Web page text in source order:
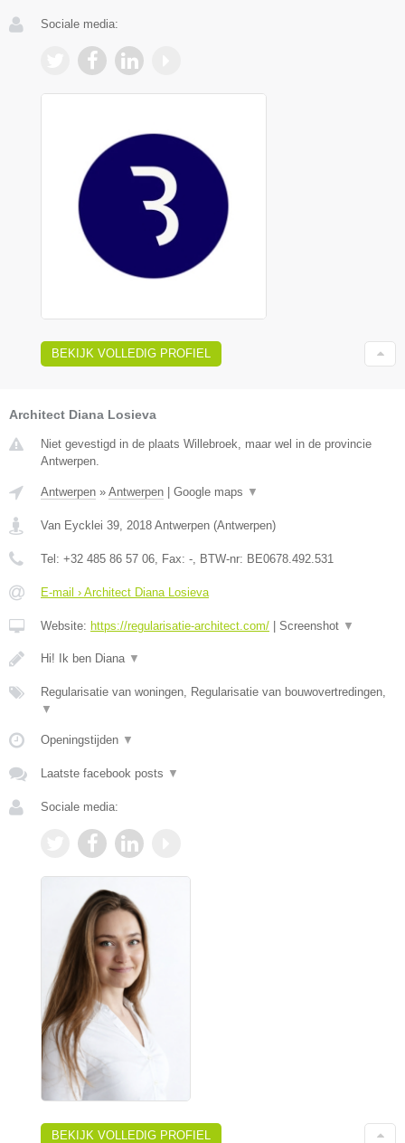
Sociale media:
BEKIJK VOLLEDIG PROFIEL
Architect Diana Losieva
Niet gevestigd in de plaats Willebroek, maar wel in de provincie
Antwerpen.
Antwerpen » Antwerpen | Google maps ▼
Van Eycklei 39 2018 Antwerpen (Antwerpen)
Tel: +32 485 86 57 06 , Fax: - , BTW-nr: BE0678.492.531
E-mail › Architect Diana Losieva
Website: https://regularisatie-architect.com/ | Screenshot ▼
Hi! Ik ben Diana ▼
Regularisatie van woningen, Regularisatie van bouwovertredingen,
▼
Openingstijden ▼
Laatste facebook posts ▼
Sociale media:
BEKIJK VOLLEDIG PROFIEL